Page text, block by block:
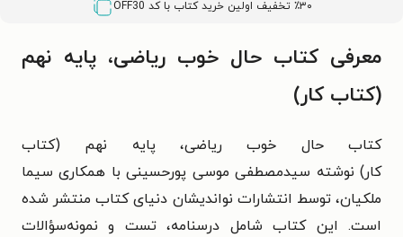
٪۳۰ تخفیف اولین خرید کتاب با کد OFF30
معرفی کتاب حال خوب ریاضی، پایه نهم
(کتاب کار)
کتابحال خوب ریاضی، پایه نهم (کتاب
کار)نوشته سیدمصطفی موسی‌ پورحسینیبا همکاری سیما
ملکیان، توسط انتشارات نواندیشان دنیای کتاب منتشر شده
است. این کتاب شامل درسنامه، تست و نمونه‌سؤالات